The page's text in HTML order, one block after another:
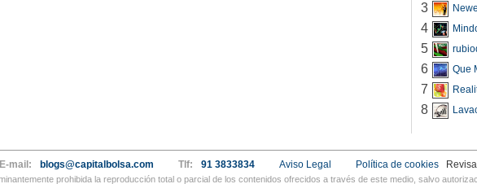
3
4
5
6 Que
7
8
E-mail: blogs@capitalbolsa.com Tlf: 91 3833834 Aviso Legal Política de cookies
prohibida la reproducción total o parcial de los contenidos ofrecidos a través de este medio, salvo